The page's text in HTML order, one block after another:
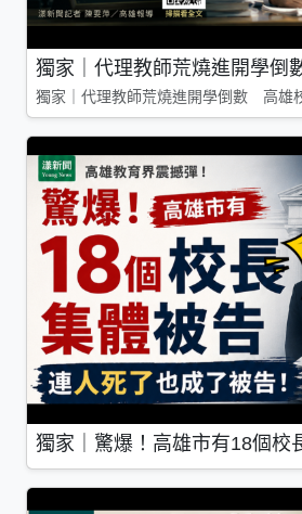
獨家｜代理教師荒燒進開學
獨家｜代理教師荒燒進開學倒數 高雄
獨家｜驚爆！高雄市有18個